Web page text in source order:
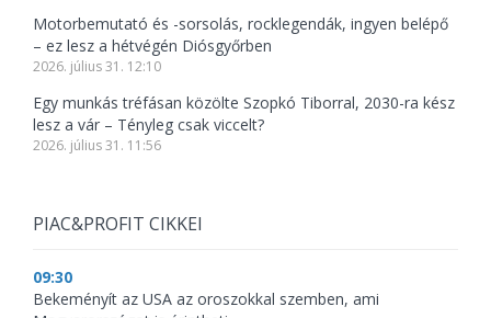
Motorbemutató és -sorsolás, rocklegendák, ingyen belépő
– ez lesz a hétvégén Diósgyőrben
2026. július 31. 12:10
Egy munkás tréfásan közölte Szopkó Tiborral, 2030-ra kész
lesz a vár – Tényleg csak viccelt?
2026. július 31. 11:56
PIAC&PROFIT CIKKEI
09:30
Bekeményít az USA az oroszokkal szemben, ami